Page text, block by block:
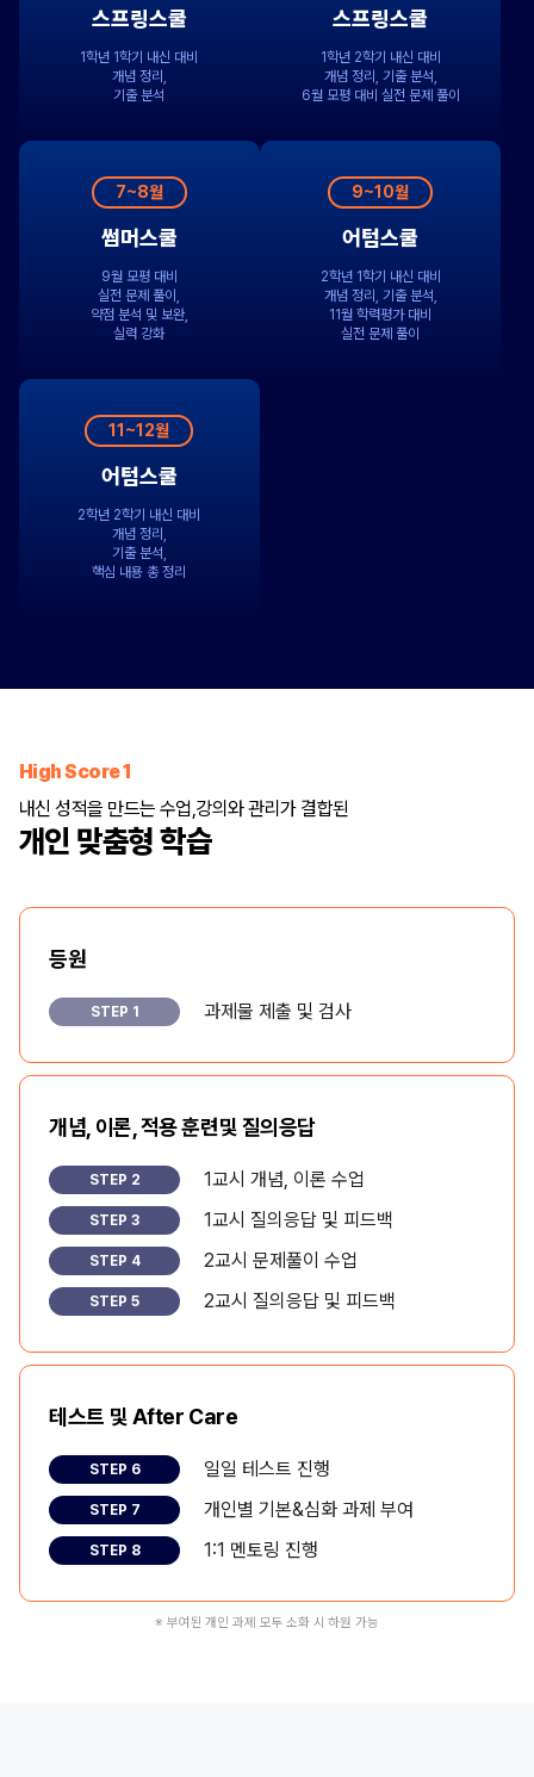
스프링스쿨
1학년 1학기 내신 대비
개념 정리,
기출 분석
스프링스쿨
1학년 2학기 내신 대비
개념 정리, 기출 분석,
6월 모평 대비 실전 문제 풀이
7~8월
썸머스쿨
9월 모평 대비
실전 문제 풀이,
약점 분석 및 보완,
실력 강화
9~10월
어텀스쿨
2학년 1학기 내신 대비
개념 정리, 기출 분석,
11월 학력평가 대비
실전 문제 풀이
11~12월
어텀스쿨
2학년 2학기 내신 대비
개념 정리,
기출 분석,
핵심 내용 총 정리
High Score 1
내신 성적을 만드는 수업,강의와 관리가 결합된
개인 맞춤형 학습
등원
STEP 1 과제물 제출 및 검사
개념, 이론, 적용 훈련및 질의응답
STEP 2 1교시 개념, 이론 수업
STEP 3 1교시 질의응답 및 피드백
STEP 4 2교시 문제풀이 수업
STEP 5 2교시 질의응답 및 피드백
테스트 및 After Care
STEP 6 일일 테스트 진행
STEP 7 개인별 기본&심화 과제 부여
STEP 8 1:1 멘토링 진행
※ 부여된 개인 과제 모두 소화 시 하원 가능